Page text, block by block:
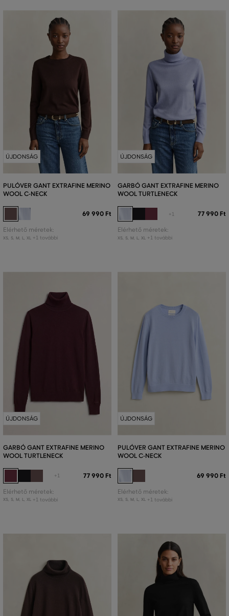
ÚJDONSÁG
PULÓVER GANT EXTRAFINE MERINO
WOOL C-NECK
69 990 Ft
Elérhető méretek:
XS, S, M L XL +1 további
ÚJDONSÁG
GARBÓ GANT EXTRAFINE MERINO
WOOL TURTLENECK
+1 77 990 Ft
Elérhető méretek:
XS, S, M L XL +1 további
ÚJDONSÁG
GARBÓ GANT EXTRAFINE MERINO
WOOL TURTLENECK
+1 77 990 Ft
Elérhető méretek:
XS, S, M L, XL +1 további
ÚJDONSÁG
PULÓVER GANT EXTRAFINE MERINO
WOOL C-NECK
69 990 Ft
Elérhető méretek:
XS, S, M L, XL +1 további